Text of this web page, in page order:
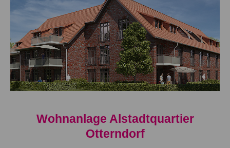
Wohnanlage Alstadtquartier
Otterndorf